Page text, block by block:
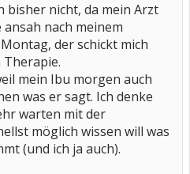
bisher nicht, da mein Arzt
nach meinem
der schickt mich
mein Ibu morgen auch
was er sagt. Ich denke
warten mit der
möglich wissen will was
(und ich ja auch).